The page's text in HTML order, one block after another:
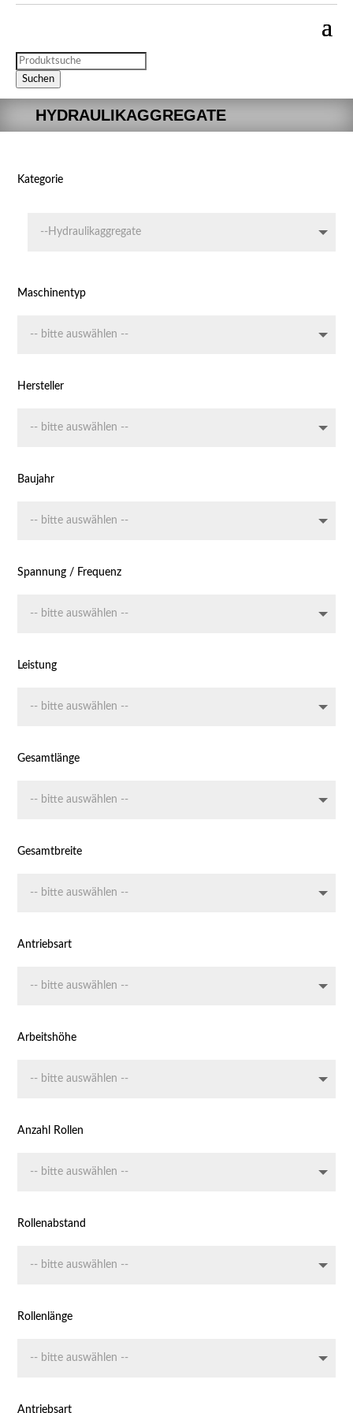
Products
search
Suchen
HYDRAULIKAGGREGATE
Kategorie
Maschinentyp
Hersteller
Baujahr
Spannung / Frequenz
Leistung
Gesamtlänge
Gesamtbreite
Antriebsart
Arbeitshöhe
Anzahl Rollen
Rollenabstand
Rollenlänge
Antriebsart